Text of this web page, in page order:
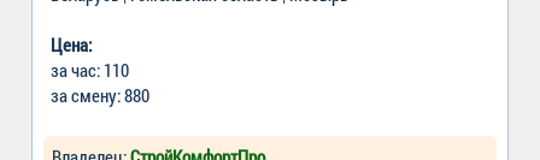
Цена:
за час: 110
за смену: 880